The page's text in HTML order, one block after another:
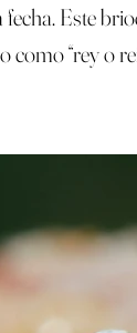
Este
“rey o